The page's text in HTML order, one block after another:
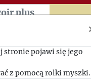
do treści
plus
stronie pojawi się jego
z pomocą rolki myszki.